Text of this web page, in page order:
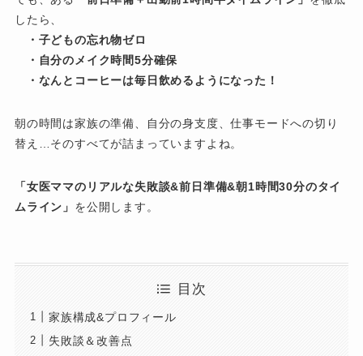
したら、
・子どもの忘れ物ゼロ
・自分のメイク時間5分確保
・なんとコーヒーは毎日飲めるようになった！
朝の時間は家族の準備、自分の身支度、仕事モードへの切り
替え…そのすべてが詰まっていますよね。
「女医ママのリアルな失敗談&前日準備&朝1時間30分のタイ
ムライン」 を公開します。
目次
家族構成&プロフィール
失敗談＆改善点